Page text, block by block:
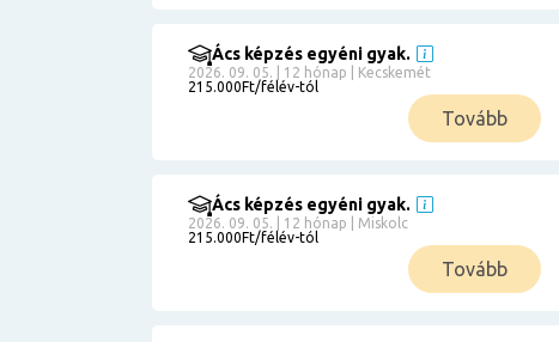
Ács képzés egyéni gyak.
2026. 09. 05. | 12 hónap | Kecskemét
215.000Ft/félév-tól
Tovább
Ács képzés egyéni gyak.
2026. 09. 05. | 12 hónap | Miskolc
215.000Ft/félév-tól
Tovább